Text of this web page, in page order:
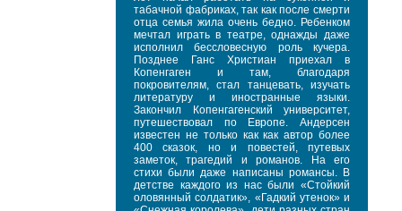
табачной фабриках, так как после смерти
отца семья жила очень бедно. Ребенком
мечтал играть в театре, однажды даже
исполнил бессловесную роль кучера.
Позднее Ганс Христиан приехал в
Копенгаген и там, благодаря
покровителям, стал танцевать, изучать
литературу и иностранные языки.
Закончил Копенгагенский университет,
путешествовал по Европе. Андерсен
известен не только как как автор более
400 сказок, но и повестей, путевых
заметок, трагедий и романов. На его
стихи были даже написаны романсы. В
детстве каждого из нас были «Стойкий
оловянный солдатик», «Гадкий утенок» и